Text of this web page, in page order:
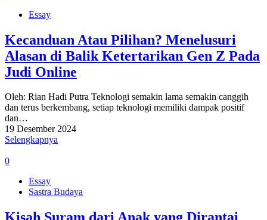
Essay
Kecanduan Atau Pilihan? Menelusuri
Alasan di Balik Ketertarikan Gen Z Pada
Judi Online
Oleh: Rian Hadi Putra Teknologi semakin lama semakin canggih
dan terus berkembang, setiap teknologi memiliki dampak positif
dan…
19 Desember 2024
Selengkapnya
0
Essay
Sastra Budaya